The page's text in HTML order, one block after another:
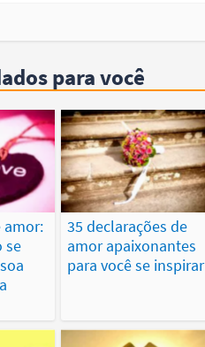
para você
amor:
se
35 declarações de
amor apaixonantes
para você se inspirar